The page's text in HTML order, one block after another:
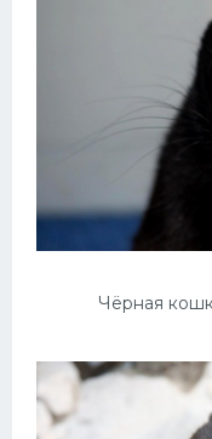
Чёрная